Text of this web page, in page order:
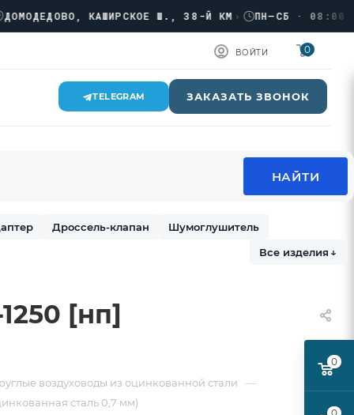
КАШИРСКОЕ Ш., 38-Й КМ› ПН–СБ · 08:00 →
ВОЙТИ 0
TELEGRAM ЗАКАЗАТЬ ЗВОНОК
Дроссель-клапан
Шумоглушитель
Все изделия ↓
[нп]
воздуховоды из оцинкованной стали —
сталь 0,7 мм)
0